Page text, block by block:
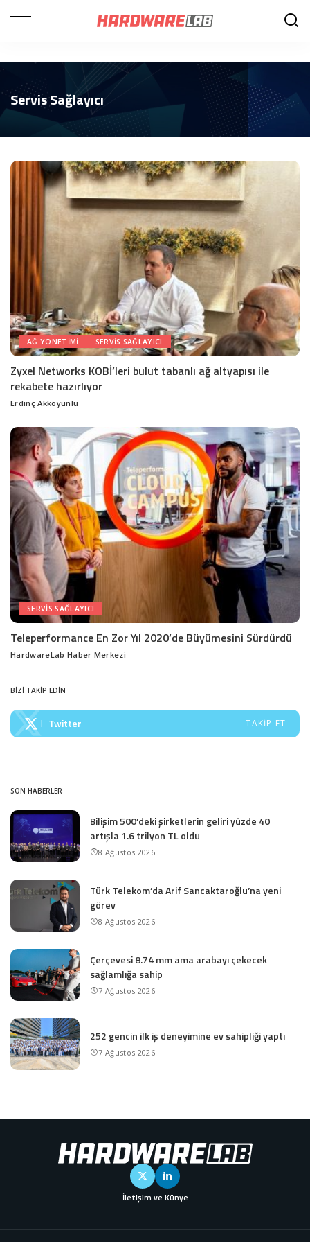
Servis Sağlayıcı
AĞ YÖNETIMI SERVIS SAĞLAYICI
Zyxel Networks KOBİ’leri bulut tabanlı ağ altyapısı ile
rekabete hazırlıyor
Posted
Erdinç Akkoyunlu
SERVIS SAĞLAYICI
Teleperformance En Zor Yıl 2020’de Büyümesini Sürdürdü
Posted
HardwareLab Haber Merkezi
BİZİ TAKİP EDİN
Twitter TAKIP ET
SON HABERLER
Bilişim 500’deki şirketlerin geliri yüzde 40
artışla 1.6 trilyon TL oldu
8 Ağustos 2026
Türk Telekom’da Arif Sancaktaroğlu’na yeni
görev
8 Ağustos 2026
Çerçevesi 8.74 mm ama arabayı çekecek
sağlamlığa sahip
7 Ağustos 2026
252 gencin ilk iş deneyimine ev sahipliği yaptı
7 Ağustos 2026
İletişim ve Künye